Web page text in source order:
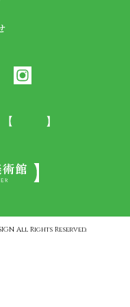
All Rights Reserved.